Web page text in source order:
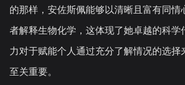
的那样，安佐斯佩能够以清晰且富有同情
者解释生物化学，这体现了她卓越的科学
力对于赋能个人通过充分了解情况的选择
至关重要。